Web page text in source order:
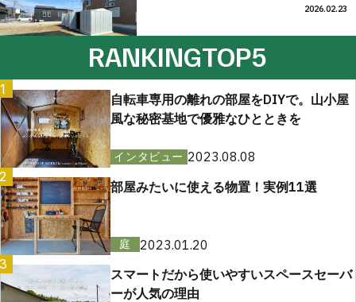
2026.02.23
RANKINGTOP5
1
自転車専用の離れの部屋をDIYで。山小屋
風な秘密基地で優雅なひとときを
インタビュー 2023.08.08
2
部屋みたいに使える物置！実例11選
庭
2023.01.20
スマートだから使いやすいスペースセーバ
ーが人気の理由